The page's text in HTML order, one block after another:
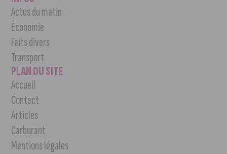
Actus du matin
Économie
Faits divers
Transport
PLAN DU SITE
Accueil
Contact
Articles
Carburant
Mentions légales